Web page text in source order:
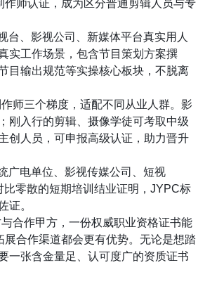
作师认证，成为区分普通剪辑人员与专
台、影视公司、新媒体平台真实用人
实工作场景，包含节目策划方案撰
目输出规范等实操核心板块，不脱离
师三个梯度，适配不同从业人群。影
刚入行的剪辑、摄像学徒可考取中级
创人员，可申报高级认证，助力晋升
广电单位、影视传媒公司、短视
零散的短期培训结业证明， JYPC标
证。
合作甲方，一份权威职业资格证书能
合作渠道都会更有优势。无论是想踏
一张含金量足、认可度广的资质证书